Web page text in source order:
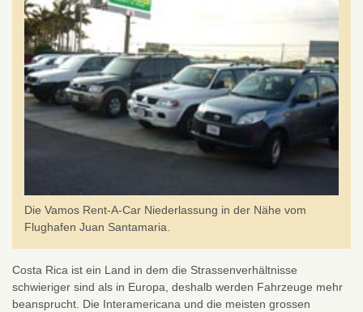
Die Vamos Rent-A-Car Niederlassung in der Nähe vom
Flughafen Juan Santamaria.
Costa Rica ist ein Land in dem die Strassenverhältnisse
schwieriger sind als in Europa, deshalb werden Fahrzeuge mehr
beansprucht. Die Interamericana und die meisten grossen